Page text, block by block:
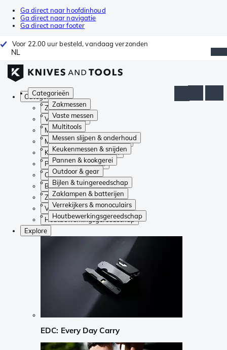
Ga direct naar hoofdinhoud
Ga direct naar navigatie
Ga direct naar footer
Voor 22.00 uur besteld, vandaag verzonden
NL
Categorieën
Zakmessen
Vaste messen
Multitools
Messen slijpen & onderhoud
Keukenmessen & snijden
Pannen & kookgerei
Outdoor & gear
Bijlen & tuingereedschap
Zaklampen & batterijen
Verrekijkers & monoculairs
Houtbewerkingsgereedschap
Categorieën
Zakmessen
Vaste messen
Multitools
Messen slijpen & onderhoud
Keukenmessen & snijden
Pannen & kookgerei
Outdoor & gear
Bijlen & tuingereedschap
Zaklampen & batterijen
Verrekijkers & monoculairs
Houtbewerkingsgereedschap
Explore
EDC: Every Day Carry